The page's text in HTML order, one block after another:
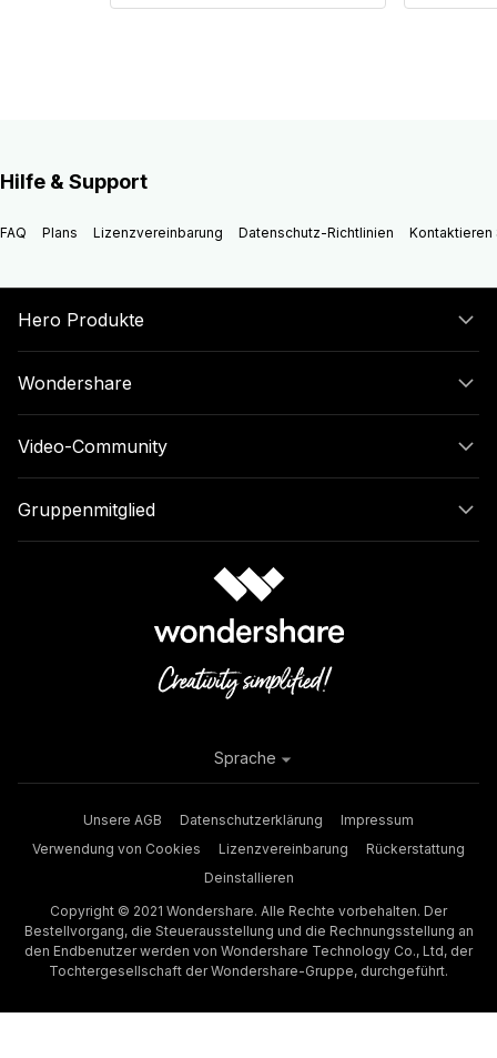
Hilfe & Support
FAQ Plans Lizenzvereinbarung Datenschutz-Richtlinien Kontaktieren
Hero Produkte
Wondershare
Video-Community
Gruppenmitglied
Unsere AGB Datenschutzerklärung
Impressum
Verwendung von Cookies
Lizenzvereinbarung
Rückerstattung
Deinstallieren
Copyright © 2021 Wondershare. Alle Rechte vorbehalten. Der
Bestellvorgang, die Steuerausstellung und die Rechnungsstellung an
den Endbenutzer werden von Wondershare Technology Co., Ltd, der
Tochtergesellschaft der Wondershare-Gruppe, durchgeführt.
Sprache